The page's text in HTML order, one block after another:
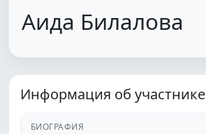
Аида Билалова
Информация об участнике
БИОГРАФИЯ